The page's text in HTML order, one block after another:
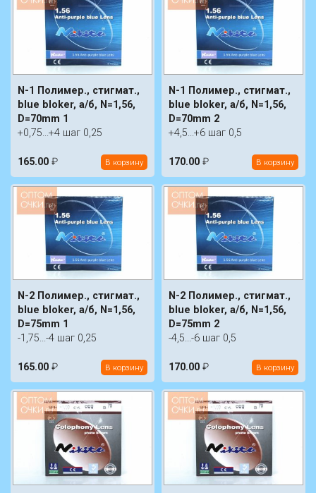
N-1 Полимер., стигмат.,
blue bloker, а/б, N=1,56,
D=70mm 1
+0,75...+4 шаг 0,25
165.00 ₽ В корзину
N-1 Полимер., стигмат.,
blue bloker, а/б, N=1,56,
D=70mm 2
+4,5...+6 шаг 0,5
170.00 ₽ В корзину
N-2 Полимер., стигмат.,
blue bloker, а/б, N=1,56,
D=75mm 1
-1,75...-4 шаг 0,25
165.00 ₽ В корзину
N-2 Полимер., стигмат.,
blue bloker, а/б, N=1,56,
D=75mm 2
-4,5...-6 шаг 0,5
170.00 ₽ В корзину